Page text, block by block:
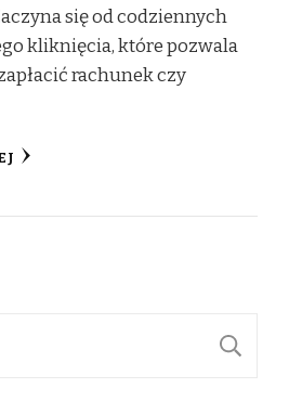
się od codziennych
kliknięcia, które pozwala
rachunek czy